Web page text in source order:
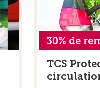
30% de
TCS